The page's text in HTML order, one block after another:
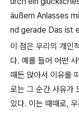
äußern Anlasses
nd gerade Das ist
이 점은 우리의 개인
다. 예를 들어 어떤
때든 앉아서 이유를
로는 그 순간 사유가
있다. 이는 때때로,